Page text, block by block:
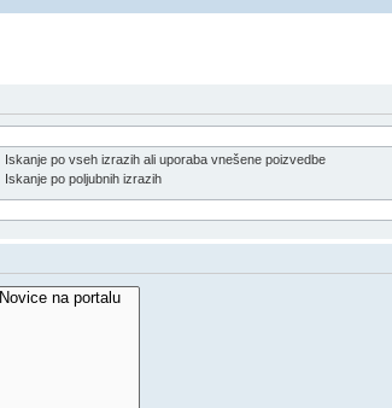
Iskanje po vseh izrazih ali uporaba vnešene poizvedbe
Iskanje po poljubnih izrazih